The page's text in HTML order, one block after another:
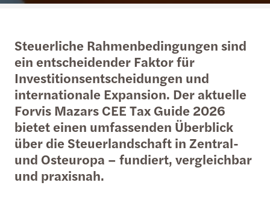
Steuerliche Rahmenbedingungen sind
ein entscheidender Faktor für
Investitionsentscheidungen und
internationale Expansion. Der aktuelle
Forvis Mazars CEE Tax Guide 2026
bietet einen umfassenden Überblick
über die Steuerlandschaft in Zentral-
und Osteuropa – fundiert, vergleichbar
und praxisnah.